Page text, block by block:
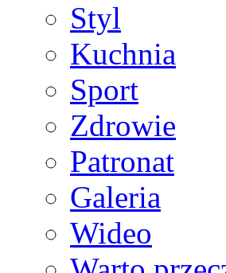
Styl
Kuchnia
Sport
Zdrowie
Patronat
Galeria
Wideo